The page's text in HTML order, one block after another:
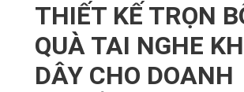
THIẾT KẾ TRỌN
QUÀ TAI NGHE
DÂY CHO DOANH